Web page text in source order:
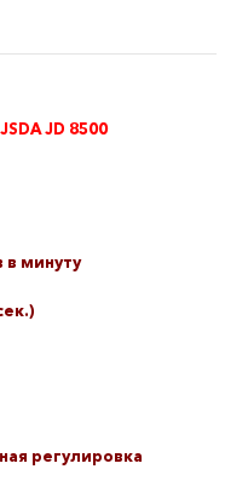
JD 8500
в минуту
регулировка